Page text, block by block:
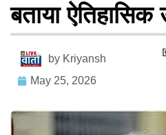
बताया ऐतिहासिक
by Kriyansh
May 25, 2026